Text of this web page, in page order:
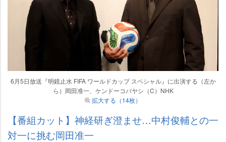
6月5日放送『明鏡止水 FIFA ワールドカップ スペシャル』に出演する（左か
ら）岡田准一、ケンドーコバヤシ（C）NHK
拡大する（14枚）
【番組カット】神経研ぎ澄ませ…中村俊輔との一
対一に挑む岡田准一